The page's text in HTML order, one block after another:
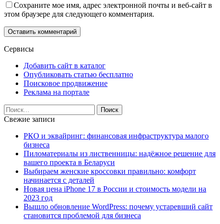
Сохраните мое имя, адрес электронной почты и веб-сайт в
этом браузере для следующего комментария.
Сервисы
Добавить сайт в каталог
Опубликовать статью бесплатно
Поисковое продвижение
Реклама на портале
Свежие записи
РКО и эквайринг: финансовая инфраструктура малого
бизнеса
Пиломатериалы из лиственницы: надёжное решение для
вашего проекта в Беларуси
Выбираем женские кроссовки правильно: комфорт
начинается с деталей
Новая цена iPhone 17 в России и стоимость модели на
2023 год
Вышло обновление WordPress: почему устаревший сайт
становится проблемой для бизнеса